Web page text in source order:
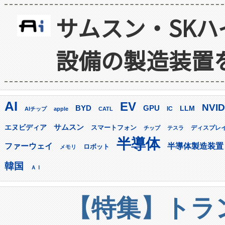
サムスン・SK
設備の製造装置
AI AIチップ apple BYD CATL EV GPU IC LLM
エヌビディア サムスン スマートフォン チップ テスラ ディスプレ
ファーウェイ メモリ ロボット 半導体 半導体製造装置
韓国 ＡＩ
【特集】ト